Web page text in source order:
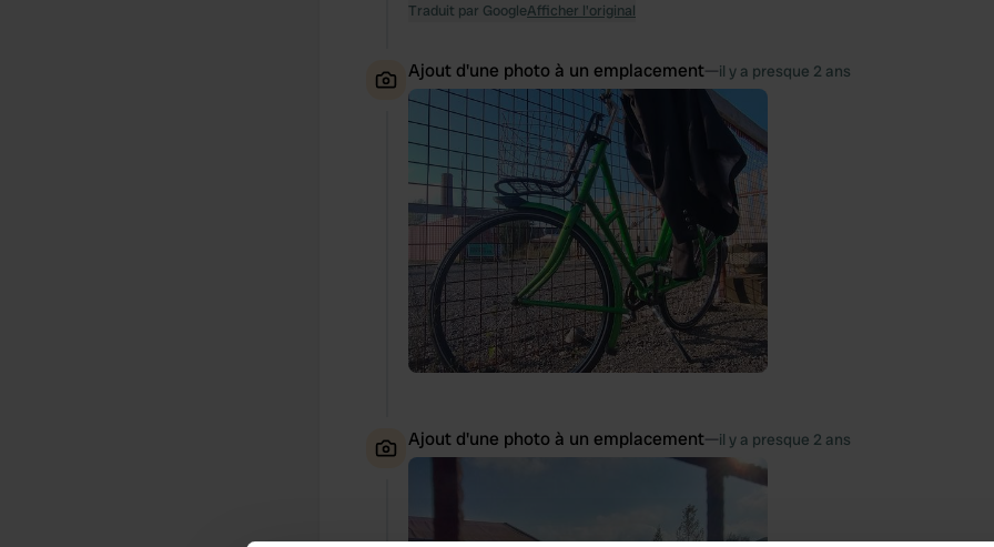
Traduit par GoogleAfficher l'original
Ajout d'une photo à un emplacement—il y a presque 2 ans
Ajout d'une photo à un emplacement—il y a presque 2 ans